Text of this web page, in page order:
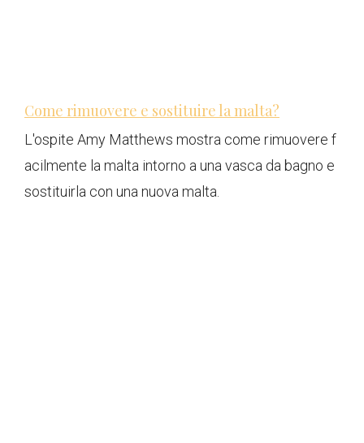
Come rimuovere e sostituire la malta?
L'ospite Amy Matthews mostra come rimuovere f
acilmente la malta intorno a una vasca da bagno e
sostituirla con una nuova malta.